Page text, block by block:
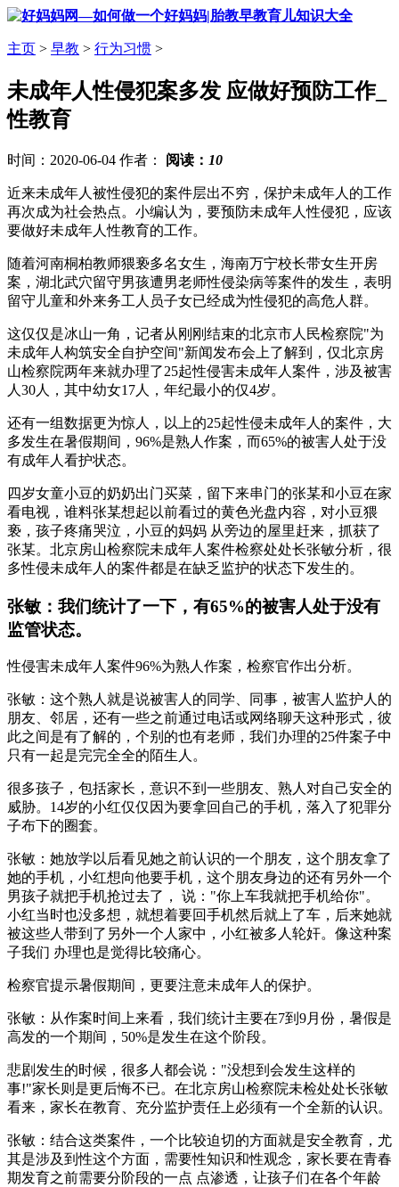
主页 > 早教 > 行为习惯 >
未成年人性侵犯案多发 应做好预防工作_
性教育
时间：2020-06-04 作者： 阅读： 10
近来未成年人被性侵犯的案件层出不穷，保护未成年人的工作
再次成为社会热点。小编认为，要预防未成年人性侵犯，应该
要做好未成年人性教育的工作。
随着河南桐柏教师猥亵多名女生，海南万宁校长带女生开房
案，湖北武穴留守男孩遭男老师性侵染病等案件的发生，表明
留守儿童和外来务工人员子女已经成为性侵犯的高危人群。
这仅仅是冰山一角，记者从刚刚结束的北京市人民检察院"为
未成年人构筑安全自护空间"新闻发布会上了解到，仅北京房
山检察院两年来就办理了25起性侵害未成年人案件，涉及被害
人30人，其中幼女17人，年纪最小的仅4岁。
还有一组数据更为惊人，以上的25起性侵未成年人的案件，大
多发生在暑假期间，96%是熟人作案，而65%的被害人处于没
有成年人看护状态。
四岁女童小豆的奶奶出门买菜，留下来串门的张某和小豆在家
看电视，谁料张某想起以前看过的黄色光盘内容，对小豆猥
亵，孩子疼痛哭泣，小豆的妈妈 从旁边的屋里赶来，抓获了
张某。北京房山检察院未成年人案件检察处处长张敏分析，很
多性侵未成年人的案件都是在缺乏监护的状态下发生的。
张敏：我们统计了一下，有65%的被害人处于没有
监管状态。
性侵害未成年人案件96%为熟人作案，检察官作出分析。
张敏：这个熟人就是说被害人的同学、同事，被害人监护人的
朋友、邻居，还有一些之前通过电话或网络聊天这种形式，彼
此之间是有了解的，个别的也有老师，我们办理的25件案子中
只有一起是完完全全的陌生人。
很多孩子，包括家长，意识不到一些朋友、熟人对自己安全的
威胁。14岁的小红仅仅因为要拿回自己的手机，落入了犯罪分
子布下的圈套。
张敏：她放学以后看见她之前认识的一个朋友，这个朋友拿了
她的手机，小红想向他要手机，这个朋友身边的还有另外一个
男孩子就把手机抢过去了， 说："你上车我就把手机给你"。
小红当时也没多想，就想着要回手机然后就上了车，后来她就
被这些人带到了另外一个人家中，小红被多人轮奸。像这种案
子我们 办理也是觉得比较痛心。
检察官提示暑假期间，更要注意未成年人的保护。
张敏：从作案时间上来看，我们统计主要在7到9月份，暑假是
高发的一个期间，50%是发生在这个阶段。
悲剧发生的时候，很多人都会说："没想到会发生这样的
事!"家长则是更后悔不已。在北京房山检察院未检处处长张敏
看来，家长在教育、充分监护责任上必须有一个全新的认识。
张敏：结合这类案件，一个比较迫切的方面就是安全教育，尤
其是涉及到性这个方面，需要性知识和性观念，家长要在青春
期发育之前需要分阶段的一点 点渗透，让孩子们在各个年龄